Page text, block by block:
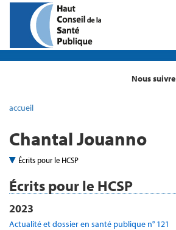
Nous suivre
accueil
Chantal Jouanno
Écrits pour le HCSP
Écrits pour le HCSP
2023
Actualité et dossier en santé publique n° 121